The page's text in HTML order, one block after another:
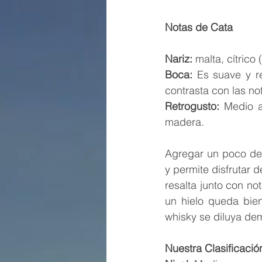
Notas de Cata
Nariz: malta, cítrico
Boca: Es suave y
contrasta con las
Retrogusto: Medio
madera.
Agregar un poco
y permite disfrutar
resalta junto con
un hielo queda
whisky se diluya
Nuestra